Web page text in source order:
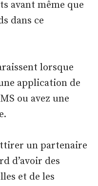
avant même que
dans ce
lorsque
application de
ou avez une
un partenaire
d’avoir des
et de les